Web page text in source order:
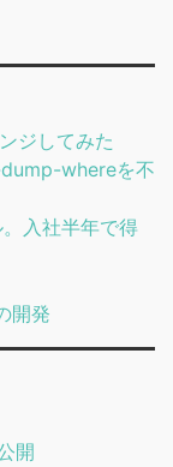
ジしてみた
whereを不
入社半年で得
開発
開